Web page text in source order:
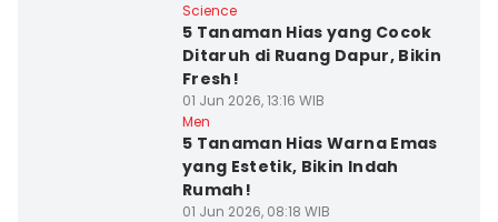
Science
5 Tanaman Hias yang Cocok
Ditaruh di Ruang Dapur, Bikin
Fresh!
01 Jun 2026, 13:16 WIB
Men
5 Tanaman Hias Warna Emas
yang Estetik, Bikin Indah
Rumah!
01 Jun 2026, 08:18 WIB